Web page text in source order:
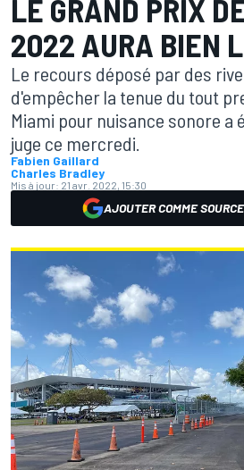
LE GRAND PRIX
2022 AURA BIEN
Le recours déposé par des
d'empêcher la tenue du tout
Miami pour nuisance sonore a
juge ce mercredi.
Fabien Gaillard
Charles Bradley
Mis à jour: 21 avr. 2022, 15:30
AJOUTER COMME